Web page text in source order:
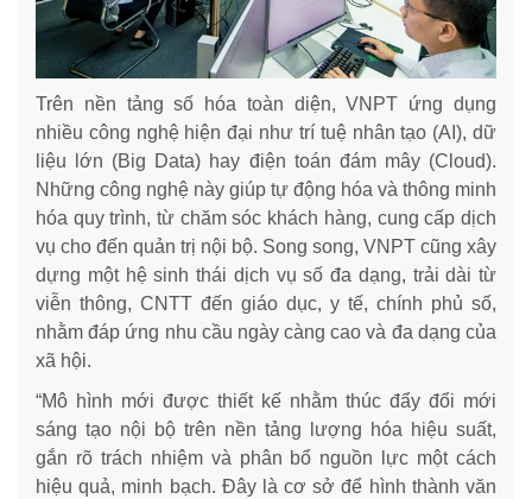
Trên nền tảng số hóa toàn diện, VNPT ứng dụng
nhiều công nghệ hiện đại như trí tuệ nhân tạo (AI), dữ
liệu lớn (Big Data) hay điện toán đám mây (Cloud).
Những công nghệ này giúp tự động hóa và thông minh
hóa quy trình, từ chăm sóc khách hàng, cung cấp dịch
vụ cho đến quản trị nội bộ. Song song, VNPT cũng xây
dựng một hệ sinh thái dịch vụ số đa dạng, trải dài từ
viễn thông, CNTT đến giáo dục, y tế, chính phủ số,
nhằm đáp ứng nhu cầu ngày càng cao và đa dạng của
xã hội.
“Mô hình mới được thiết kế nhằm thúc đẩy đổi mới
sáng tạo nội bộ trên nền tảng lượng hóa hiệu suất,
gắn rõ trách nhiệm và phân bổ nguồn lực một cách
hiệu quả, minh bạch. Đây là cơ sở để hình thành văn